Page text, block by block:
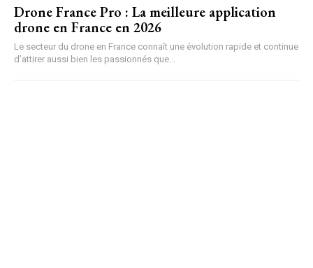
Drone France Pro : La meilleure application
drone en France en 2026
Le secteur du drone en France connaît une évolution rapide et continue
d’attirer aussi bien les passionnés que...